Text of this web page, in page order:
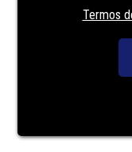
Termos